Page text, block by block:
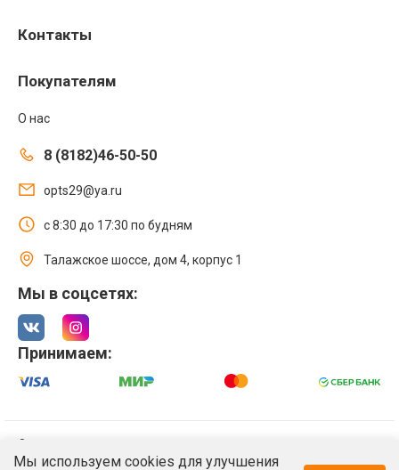
Контакты
Покупателям
О нас
8 (8182)46-50-50
opts29@ya.ru
с 8:30 до 17:30 по будням
Талажское шоссе, дом 4, корпус 1
Мы в соцсетях:
Принимаем:
Политика обработки персональных данных
Мы используем cookies для улучшения